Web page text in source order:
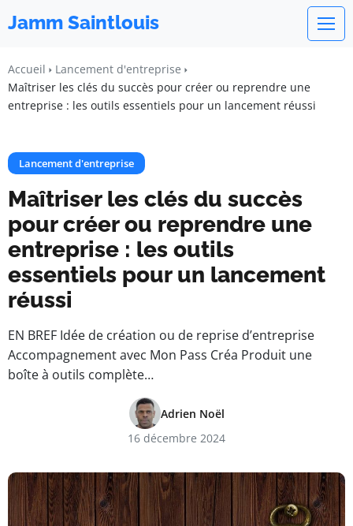
Jamm Saintlouis
Accueil
Lancement d'entreprise
Maîtriser les clés du succès pour créer ou reprendre une
entreprise : les outils essentiels pour un lancement réussi
Lancement d'entreprise
Maîtriser les clés du succès
pour créer ou reprendre une
entreprise : les outils
essentiels pour un lancement
réussi
EN BREF Idée de création ou de reprise d’entreprise
Accompagnement avec Mon Pass Créa Produit une
boîte à outils complète…
Adrien Noël
16 décembre 2024